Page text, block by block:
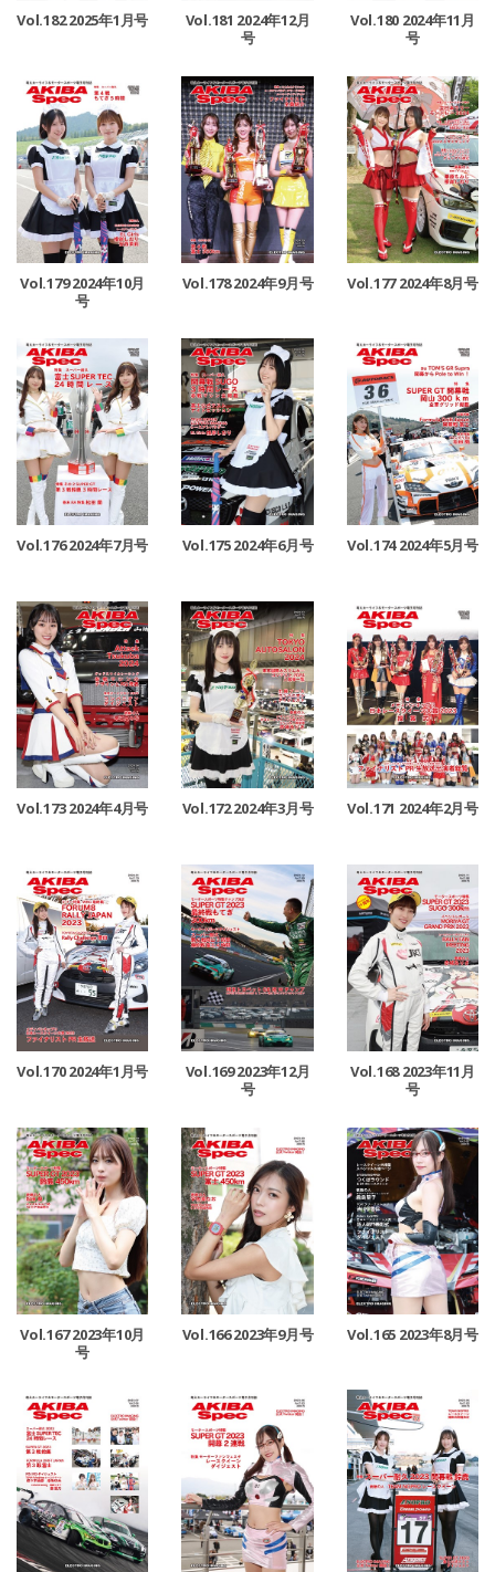
Vol.182 2025年1月号
Vol.181 2024年12月
号
Vol.180 2024年11月
号
Vol.179 2024年10月
号
Vol.178 2024年9月号 Vol.177 2024年8月号
Vol.176 2024年7月号 Vol.175 2024年6月号 Vol.174 2024年5月号
Vol.173 2024年4月号 Vol.172 2024年3月号 Vol.171 2024年2月号
Vol.170 2024年1月号
Vol.169 2023年12月
号
Vol.168 2023年11月
号
Vol.167 2023年10月
号
Vol.166 2023年9月号 Vol.165 2023年8月号